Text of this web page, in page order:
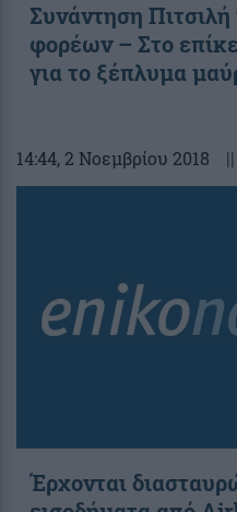
Συνάντηση
φορέων – Στο
για το ξέπλυμα
14:44, 2 Νοεμβρίου 2018 ||
Έρχονται